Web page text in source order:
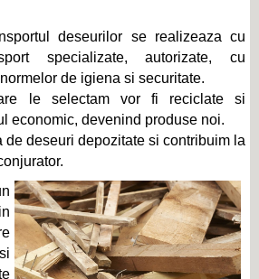
deseurilor se realizeaza cu
specializate, autorizate, cu
de igiena si securitate.
le selectam vor fi reciclate si
economic, devenind produse noi.
de deseuri depozitate si contribuim la